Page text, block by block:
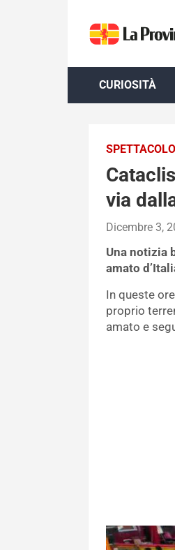
content
CURIOSITÀ
SPETTACOLO
via
Dicembre 3,
Una notizia
amato
In queste
proprio
amato e